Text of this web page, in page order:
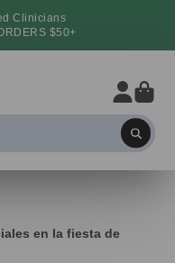
Clinicians
$50+
en la fiesta de